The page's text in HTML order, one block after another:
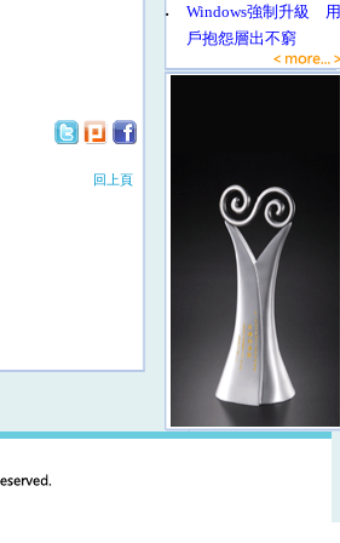
回上頁
‧
Windows強制升級 用
戶抱怨層出不窮